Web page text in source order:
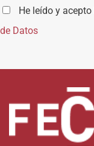
He leído y acepto
de Datos